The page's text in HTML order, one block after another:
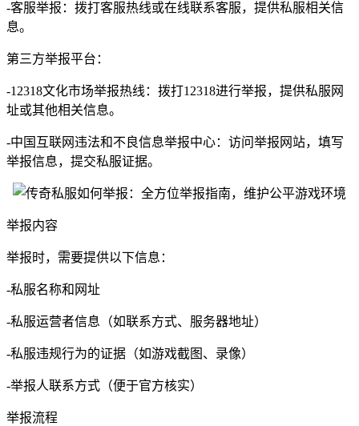
-客服举报：拨打客服热线或在线联系客服，提供私服相关信
息。
第三方举报平台：
-12318文化市场举报热线：拨打12318进行举报，提供私服网
址或其他相关信息。
-中国互联网违法和不良信息举报中心：访问举报网站，填写
举报信息，提交私服证据。
举报内容
举报时，需要提供以下信息：
-私服名称和网址
-私服运营者信息（如联系方式、服务器地址）
-私服违规行为的证据（如游戏截图、录像）
-举报人联系方式（便于官方核实）
举报流程